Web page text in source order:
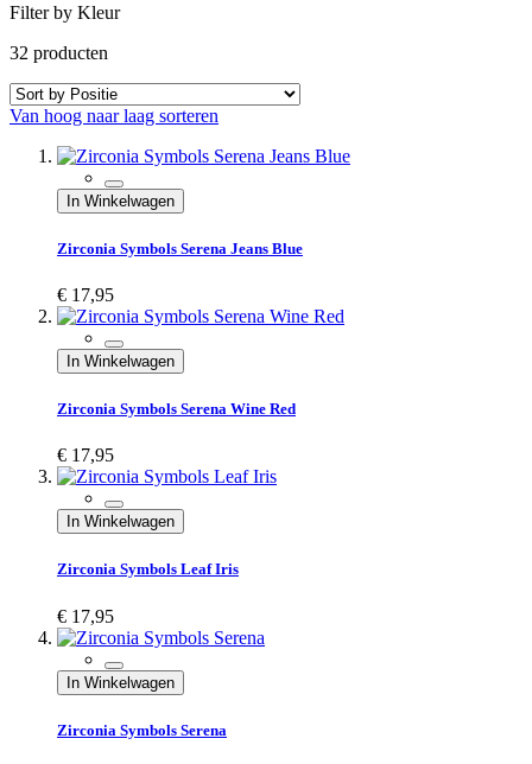
Filter by Kleur
32 producten
Van hoog naar laag sorteren
In Winkelwagen
Zirconia Symbols Serena Jeans Blue
€ 17,95
In Winkelwagen
Zirconia Symbols Serena Wine Red
€ 17,95
In Winkelwagen
Zirconia Symbols Leaf Iris
€ 17,95
In Winkelwagen
Zirconia Symbols Serena